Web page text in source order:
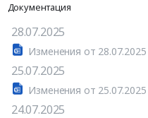
Документация
28.07.2025
25.07.2025
24.07.2025